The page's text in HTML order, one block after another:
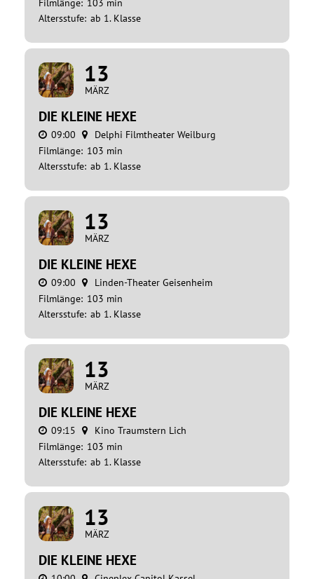
Filmlänge: 103 min
Altersstufe: ab 1. Klasse
13
MÄRZ
DIE KLEINE HEXE
09:00
Delphi Filmtheater Weilburg
Filmlänge: 103 min
Altersstufe: ab 1. Klasse
13
MÄRZ
DIE KLEINE HEXE
09:00
Linden-Theater Geisenheim
Filmlänge: 103 min
Altersstufe: ab 1. Klasse
13
MÄRZ
DIE KLEINE HEXE
09:15
Kino Traumstern Lich
Filmlänge: 103 min
Altersstufe: ab 1. Klasse
13
MÄRZ
DIE KLEINE HEXE